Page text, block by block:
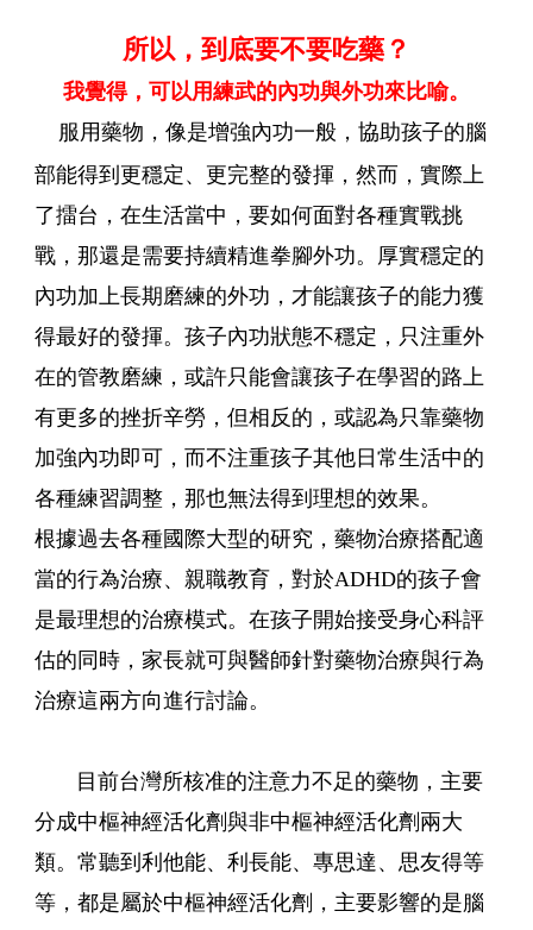
所以，到底要不要吃藥？
我覺得，可以用練武的內功與外功來比喻。
服用藥物，像是增強內功一般，協助孩子的腦
部能得到更穩定、更完整的發揮，然而，實際上
了擂台，在生活當中，要如何面對各種實戰挑
戰，那還是需要持續精進拳腳外功。厚實穩定的
內功加上長期磨練的外功，才能讓孩子的能力獲
得最好的發揮。孩子內功狀態不穩定，只注重外
在的管教磨練，或許只能會讓孩子在學習的路上
有更多的挫折辛勞，但相反的，或認為只靠藥物
加強內功即可，而不注重孩子其他日常生活中的
各種練習調整，那也無法得到理想的效果。
根據過去各種國際大型的研究，藥物治療搭配適
當的行為治療、親職教育，對於ADHD的孩子會
是最理想的治療模式。在孩子開始接受身心科評
估的同時，家長就可與醫師針對藥物治療與行為
治療這兩方向進行討論。
目前台灣所核准的注意力不足的藥物，主要
分成中樞神經活化劑與非中樞神經活化劑兩大
類。常聽到利他能、利長能、專思達、思友得等
等，都是屬於中樞神經活化劑，主要影響的是腦